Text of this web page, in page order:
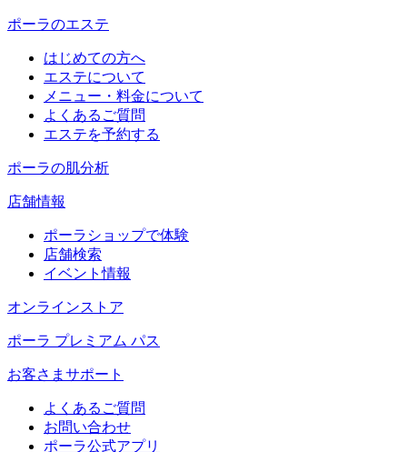
ポーラのエステ
はじめての方へ
エステについて
メニュー・料金について
よくあるご質問
エステを予約する
ポーラの肌分析
店舗情報
ポーラショップで体験
店舗検索
イベント情報
オンラインストア
ポーラ プレミアム パス
お客さまサポート
よくあるご質問
お問い合わせ
ポーラ公式アプリ